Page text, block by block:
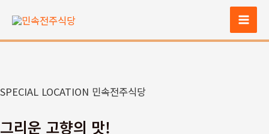
츠
너
기
Main
SPECIAL LOCATION 민속전주식당
그리운 고향의 맛!